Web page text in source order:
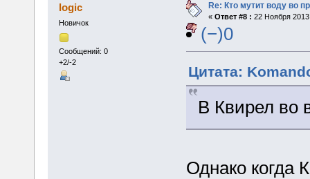
logic
Новичок
Сообщений: 0
+2/-2
Re: Кто мутит воду во
« Ответ #8 : 22 Ноября
(−)0
Цитата:
В Квирел во
Однако когда